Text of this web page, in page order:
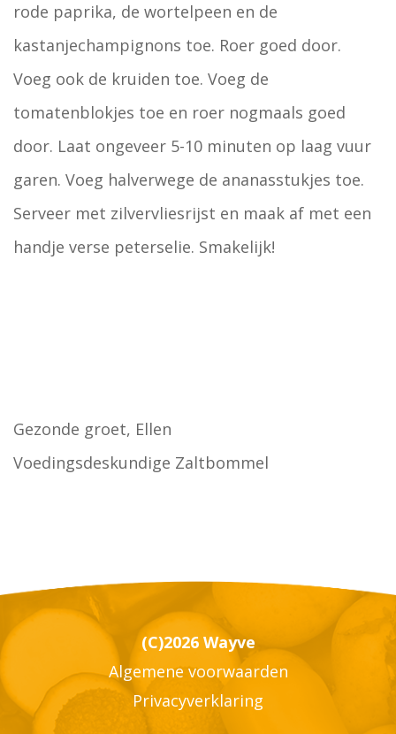
rode paprika, de wortelpeen en de
kastanjechampignons toe. Roer goed door.
Voeg ook de kruiden toe. Voeg de
tomatenblokjes toe en roer nogmaals goed
door. Laat ongeveer 5-10 minuten op laag vuur
garen. Voeg halverwege de ananasstukjes toe.
Serveer met zilvervliesrijst en maak af met een
handje verse peterselie. Smakelijk!
Gezonde groet, Ellen
Voedingsdeskundige Zaltbommel
(C)2026 Wayve
Algemene voorwaarden
Privacyverklaring